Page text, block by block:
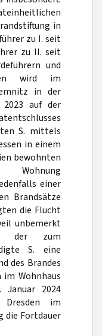
in
zu I. seit
zu II. seit
und
wird im
in der
auf der
S. mittels
in einem
bewohnten
Wohnung
einer
Brandsätze
die Flucht
unbemerkt
der zum
S. eine
des Brandes
Wohnhaus
Januar 2024
Dresden im
die Fortdauer